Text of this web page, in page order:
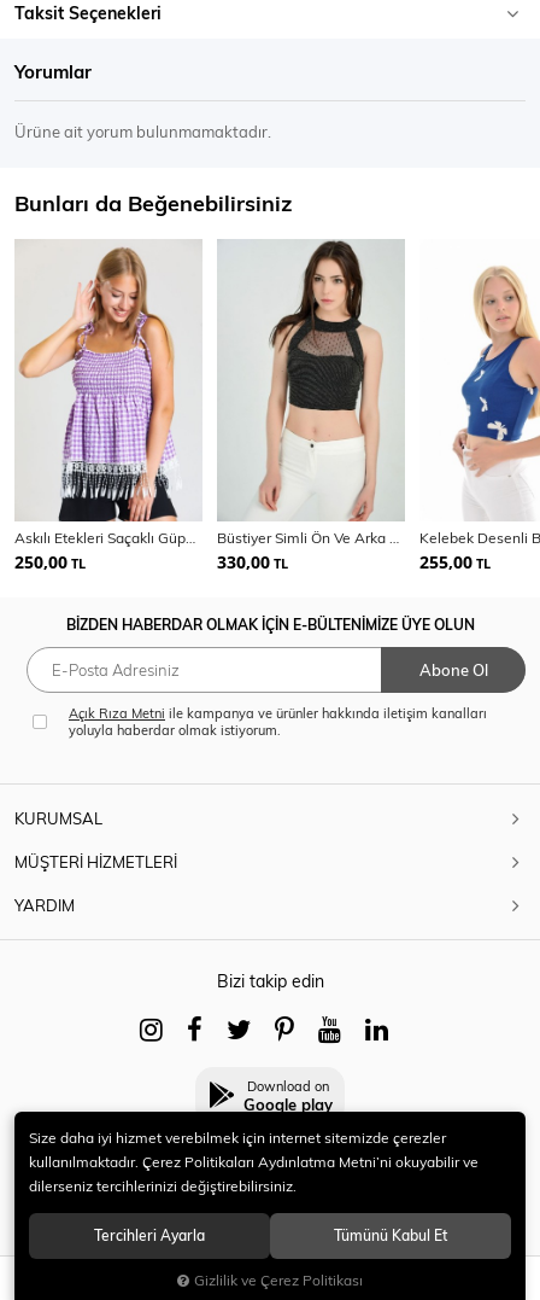
SEPETE EKLE
Taksit Seçenekleri
Yorumlar
Ürüne ait yorum bulunmamaktadır.
Bunları da Beğenebilirsiniz
250,00 TL 330,00 TL 255,00 TL
BİZDEN HABERDAR OLMAK İÇİN E-BÜLTENİMİZE ÜYE OLUN
Abone Ol
Açık Rıza Metni ile kampanya ve ürünler hakkında iletişim kanalları
yoluyla haberdar olmak istiyorum.
KURUMSAL
MÜŞTERİ HİZMETLERİ
YARDIM
Bizi takip edin
Download on
Google play
© 2021 HERYENİ. Tüm hakları saklıdır.
Size daha iyi hizmet verebilmek için internet sitemizde çerezler
kullanılmaktadır. Çerez Politikaları Aydınlatma Metni’ni okuyabilir ve
dilerseniz tercihlerinizi değiştirebilirsiniz.
Tercihleri Ayarla Tümünü Kabul Et
Gizlilik ve Çerez Politikası